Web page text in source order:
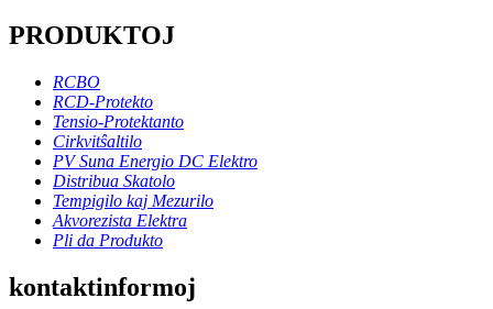
PRODUKTOJ
RCBO
RCD-Protekto
Tensio-Protektanto
Cirkvitŝaltilo
PV Suna Energio DC Elektro
Distribua Skatolo
Tempigilo kaj Mezurilo
Akvorezista Elektra
Pli da Produkto
kontaktinformoj